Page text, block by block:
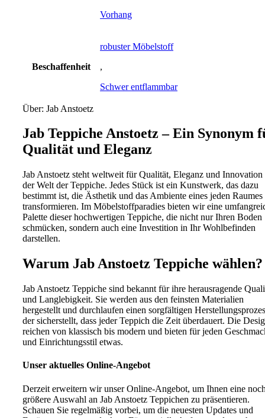
Vorhang
Beschaffenheit
robuster Möbelstoff
,
Schwer entflammbar
Über: Jab Anstoetz
Jab Teppiche Anstoetz – Ein Synonym
Qualität und Eleganz
Jab Anstoetz steht weltweit für Qualität, Eleganz und Innovation
der Welt der Teppiche. Jedes Stück ist ein Kunstwerk, das dazu
bestimmt ist, die Ästhetik und das Ambiente eines jeden Raumes
transformieren. Im Möbelstoffparadies bieten wir eine
Palette dieser hochwertigen Teppiche, die nicht nur Ihren Boden
schmücken, sondern auch eine Investition in Ihr Wohlbefinden
darstellen.
Warum Jab Anstoetz Teppiche wählen?
Jab Anstoetz Teppiche sind bekannt für ihre herausragende
und Langlebigkeit. Sie werden aus den feinsten Materialien
hergestellt und durchlaufen einen sorgfältigen
der sicherstellt, dass jeder Teppich die Zeit überdauert. Die
reichen von klassisch bis modern und bieten für jeden
und Einrichtungsstil etwas.
Unser aktuelles Online-Angebot
Derzeit erweitern wir unser Online-Angebot, um Ihnen eine
größere Auswahl an Jab Anstoetz Teppichen zu präsentieren.
Schauen Sie regelmäßig vorbei, um die neuesten Updates und